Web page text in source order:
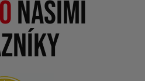
našimi